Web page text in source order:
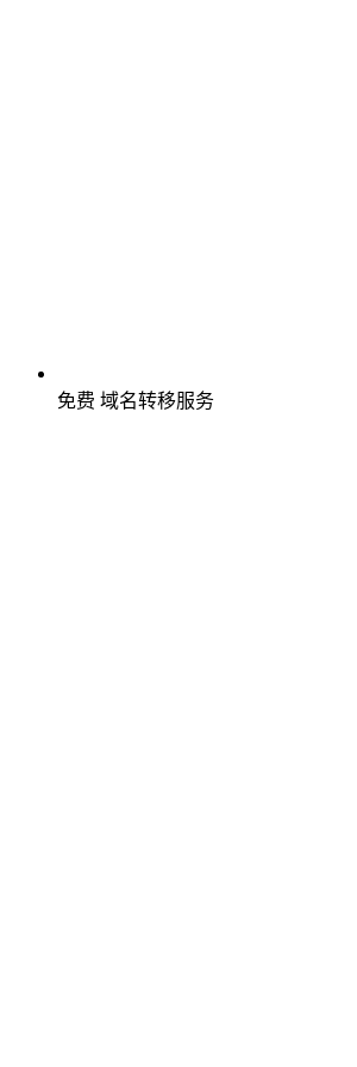
免费 域名转移服务